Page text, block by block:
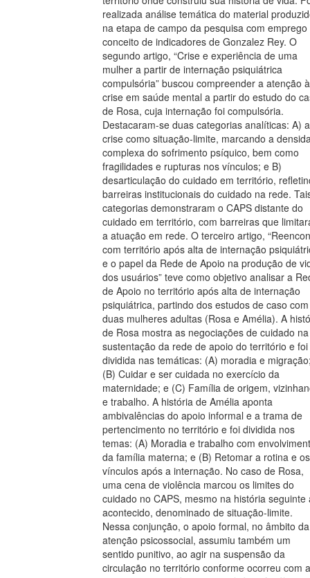
realizada análise temática do material
na etapa de campo da pesquisa com emprego
conceito de indicadores de Gonzalez Rey. O
segundo artigo, “Crise e experiência de uma
mulher a partir de internação psiquiátrica
compulsória” buscou compreender a atenção à
crise em saúde mental a partir do estudo do
de Rosa, cuja internação foi compulsória.
Destacaram-se duas categorias analíticas: A) a
crise como situação-limite, marcando a
complexa do sofrimento psíquico, bem como
fragilidades e rupturas nos vínculos; e B)
desarticulação do cuidado em território,
barreiras institucionais do cuidado na rede.
categorias demonstraram o CAPS distante do
cuidado em território, com barreiras que
a atuação em rede. O terceiro artigo,
com território após alta de internação
e o papel da Rede de Apoio na produção de
dos usuários” teve como objetivo analisar a
de Apoio no território após alta de internação
psiquiátrica, partindo dos estudos de caso com
duas mulheres adultas (Rosa e Amélia). A
de Rosa mostra as negociações de cuidado na
sustentação da rede de apoio do território e foi
dividida nas temáticas: (A) moradia e
(B) Cuidar e ser cuidada no exercício da
maternidade; e (C) Família de origem,
e trabalho. A história de Amélia aponta
ambivalências do apoio informal e a trama de
pertencimento no território e foi dividida nos
temas: (A) Moradia e trabalho com
da família materna; e (B) Retomar a rotina e os
vínculos após a internação. No caso de Rosa,
uma cena de violência marcou os limites do
cuidado no CAPS, mesmo na história seguinte
acontecido, denominado de situação-limite.
Nessa conjunção, o apoio formal, no âmbito da
atenção psicossocial, assumiu também um
sentido punitivo, ao agir na suspensão da
circulação no território conforme ocorreu com a